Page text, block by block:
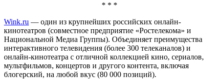
* * *
Wink.ru — один из крупнейших российских онлайн-
кинотеатров (совместное предприятие «Ростелекома» и
Национальной Медиа Группы). Объединяет преимущества
интерактивного телевидения (более 300 телеканалов) и
онлайн-кинотеатра с отличной коллекцией кино, сериалов,
мультфильмов, концертов и другого контента, включая
блогерский, на любой вкус (80 000 позиций).